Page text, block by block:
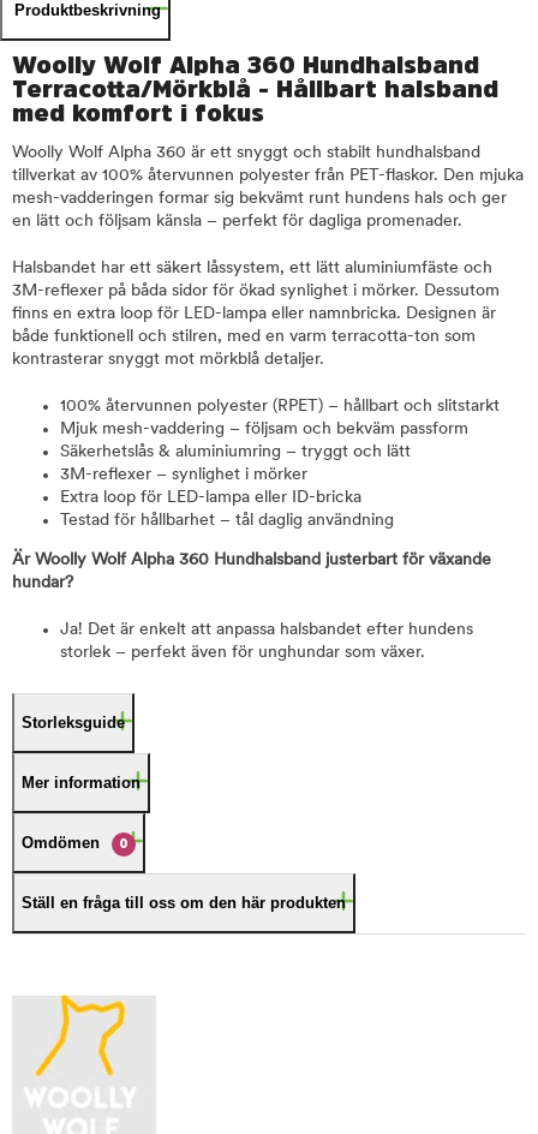
Produktbeskrivning
Woolly Wolf Alpha 360 Hundhalsband
Terracotta/Mörkblå - Hållbart halsband
med komfort i fokus
Woolly Wolf Alpha 360 är ett snyggt och stabilt hundhalsband
tillverkat av 100% återvunnen polyester från PET-flaskor. Den mjuka
mesh-vadderingen formar sig bekvämt runt hundens hals och ger
en lätt och följsam känsla – perfekt för dagliga promenader.
Halsbandet har ett säkert låssystem, ett lätt aluminiumfäste och
3M-reflexer på båda sidor för ökad synlighet i mörker. Dessutom
finns en extra loop för LED-lampa eller namnbricka. Designen är
både funktionell och stilren, med en varm terracotta-ton som
kontrasterar snyggt mot mörkblå detaljer.
100% återvunnen polyester (RPET) – hållbart och slitstarkt
Mjuk mesh-vaddering – följsam och bekväm passform
Säkerhetslås & aluminiumring – tryggt och lätt
3M-reflexer – synlighet i mörker
Extra loop för LED-lampa eller ID-bricka
Testad för hållbarhet – tål daglig användning
Är Woolly Wolf Alpha 360 Hundhalsband justerbart för växande
hundar?
Ja! Det är enkelt att anpassa halsbandet efter hundens
storlek – perfekt även för unghundar som växer.
Storleksguide
Mer information
Omdömen 0
Ställ en fråga till oss om den här produkten